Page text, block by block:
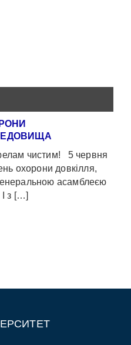
чистим! 5 червня
охорони довкілля,
асамблеєю
з […]